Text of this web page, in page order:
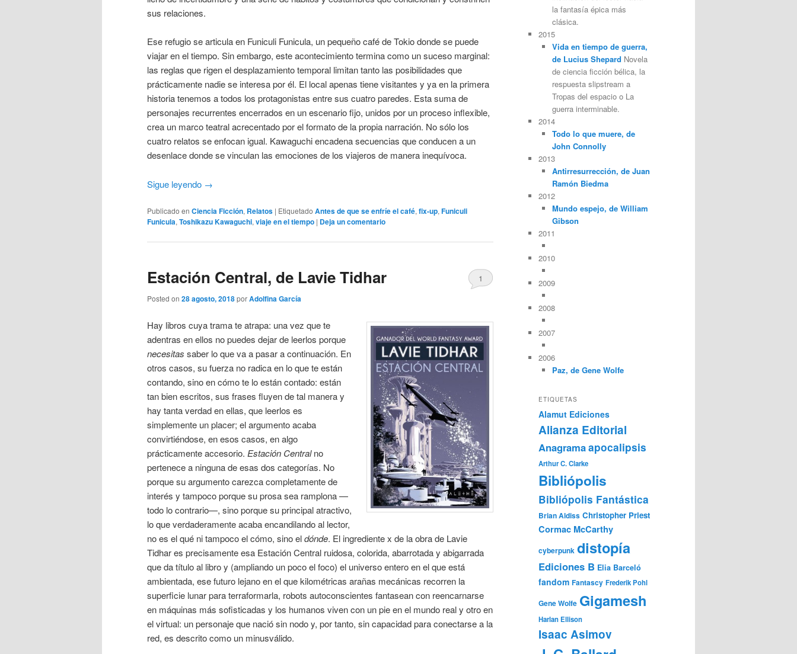
sus relaciones.
Ese refugio se articula en Funiculi Funicula, un pequeño café de Tokio donde se puede
viajar en el tiempo. Sin embargo, este acontecimiento termina como un suceso marginal:
las reglas que rigen el desplazamiento temporal limitan tanto las posibilidades que
prácticamente nadie se interesa por él. El local apenas tiene visitantes y ya en la primera
historia tenemos a todos los protagonistas entre sus cuatro paredes. Esta suma de
personajes recurrentes encerrados en un escenario fijo, unidos por un proceso inflexible,
crea un marco teatral acrecentado por el formato de la propia narración. No sólo los
cuatro relatos se enfocan igual. Kawaguchi encadena secuencias que conducen a un
desenlace donde se vinculan las emociones de los viajeros de manera inequívoca.
Sigue leyendo →
Publicado en Ciencia Ficción, Relatos | Etiquetado Antes de que se enfríe el café, fix-up, Funiculi
Funicula, Toshikazu Kawaguchi, viaje en el tiempo | Deja un comentario
Estación Central, de Lavie Tidhar
Posted on 28 agosto, 2018porAdolfina García
1
Hay libros cuya trama te atrapa: una vez que te
adentras en ellos no puedes dejar de leerlos porque
necesitas saber lo que va a pasar a continuación. En
otros casos, su fuerza no radica en lo que te están
contando, sino en cómo te lo están contado: están
tan bien escritos, sus frases fluyen de tal manera y
hay tanta verdad en ellas, que leerlos es
simplemente un placer; el argumento acaba
convirtiéndose, en esos casos, en algo
prácticamente accesorio. Estación Centralno
pertenece a ninguna de esas dos categorías. No
porque su argumento carezca completamente de
interés y tampoco porque su prosa sea ramplona —
todo lo contrario—, sino porque su principal atractivo,
lo que verdaderamente acaba encandilando al lector,
no es el qué ni tampoco el cómo, sino eldónde. El ingrediente x de la obra de Lavie
Tidhar es precisamente esa Estación Central ruidosa, colorida, abarrotada y abigarrada
que da título al libro y (ampliando un poco el foco) el universo entero en el que está
ambientada, ese futuro lejano en el que kilométricas arañas mecánicas recorren la
superficie lunar para terraformarla, robots autoconscientes fantasean con reencarnarse
en máquinas más sofisticadas y los humanos viven con un pie en el mundo real y otro en
el virtual: un personaje que nació sin nodo y, por tanto, sin capacidad para conectarse a la
red, es descrito como un minusválido.
la fantasía épica más
clásica.
2015
Vida en tiempo de guerra,
de Lucius Shepard Novela
de ciencia ficción bélica, la
respuesta slipstream a
Tropas del espacio o La
guerra interminable.
2014
Todo lo que muere, de
John Connolly
2013
Antirresurrección, de Juan
Ramón Biedma
2012
Mundo espejo, de William
Gibson
2011
2010
2009
2008
2007
2006
Paz, de Gene Wolfe
ETIQUETAS
Alamut Ediciones
Alianza Editorial
Anagramaapocalipsis
Arthur C. Clarke
Bibliópolis
Bibliópolis Fantástica
Brian Aldiss Christopher Priest
Cormac McCarthy
cyberpunk distopía
Ediciones B Elia Barceló
fandom Fantascy Frederik Pohl
Gene Wolfe Gigamesh
Harlan Ellison
Isaac Asimov